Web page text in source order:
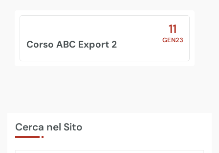
11
GEN23
Corso ABC Export 2
Cerca nel Sito